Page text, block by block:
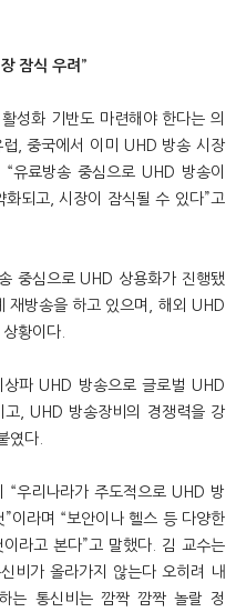
잠식 우려 ”
성화 기반도 마련해야 한다는 의
럽 ,중국에서 이미 UHD 방송 시장
“유료방송 중심으로 UHD 방송이
화되고,시장이 잠식될 수 있다”고
중심으로 UHD 상용화가 진행됐
재방송을 하고 있으며
해외 UHD
황이다
상파 UHD 방송으로 글로벌 UHD
고, UHD 방송장비의 경쟁력을 강
였다
“우리나라가 주도적으로 UHD 방
”이라며 “보안이나 헬스 등 다양한
라고 본다”고 말했다
김 교수는
비가 올라가지 않는다 오히려 내
는 통신비는 깜짝 깜짝 놀랄 정